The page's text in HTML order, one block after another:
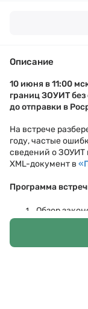
Описание
10 июня в11:00
границ ЗОУИТ без
до отправки в
На встрече
году, частые
сведений о ЗОУИТ
XML-документ в «
Программа
Обзор
Подготовка
Про для